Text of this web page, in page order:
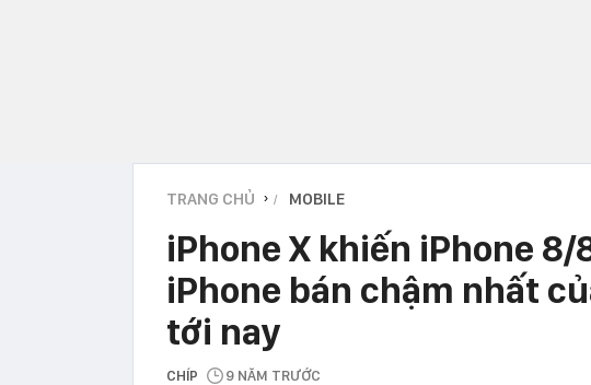
TRANG CHỦ › MOBILE
iPhone X khiến iPhone
iPhone bán chậm nhất
tới nay
CHÍP 9 NĂM TRƯỚC